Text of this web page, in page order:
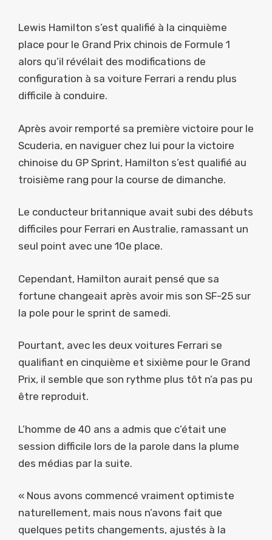
Lewis Hamilton s’est qualifié à la cinquième
place pour le Grand Prix chinois de Formule 1
alors qu’il révélait des modifications de
configuration à sa voiture Ferrari a rendu plus
difficile à conduire.
Après avoir remporté sa première victoire pour le
Scuderia, en naviguer chez lui pour la victoire
chinoise du GP Sprint, Hamilton s’est qualifié au
troisième rang pour la course de dimanche.
Le conducteur britannique avait subi des débuts
difficiles pour Ferrari en Australie, ramassant un
seul point avec une 10e place.
Cependant, Hamilton aurait pensé que sa
fortune changeait après avoir mis son SF-25 sur
la pole pour le sprint de samedi.
Pourtant, avec les deux voitures Ferrari se
qualifiant en cinquième et sixième pour le Grand
Prix, il semble que son rythme plus tôt n’a pas pu
être reproduit.
L’homme de 40 ans a admis que c’était une
session difficile lors de la parole dans la plume
des médias par la suite.
« Nous avons commencé vraiment optimiste
naturellement, mais nous n’avons fait que
quelques petits changements, ajustés à la